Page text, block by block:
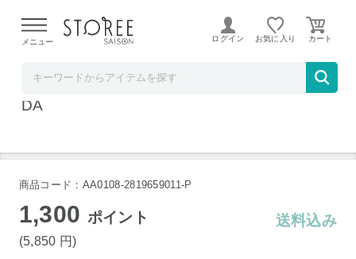
よる配送遅延が発生しております。
メニュー ログイン お気に入り
ペーパーマリオRPG 【Switch】 HAC-P-A9Q
DA
商品コード：AA0108-2819659011-P
1,300 ポイント
(5,850 円)
送料込み